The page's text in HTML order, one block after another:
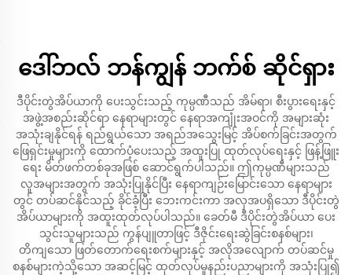
ဒေါ်ဘလ် ဘန်ကျွန် ဘက်စ် ဆိုင်ရှား
ဒီပိုင်းတွဲအိပ်ယာကို ပေးသွင်းသည့် ကုမ္ပဏီသည် အိမ်ရာ၊ စီးပွားရေးနှင့်
အဖွဲ့အစည်းဆိုင်ရာ နေရာများတွင် နေရာအကျုံးအဝင်ကို အများဆုံး
အသုံးချနိုင်ရန် ရည်ရွယ်သော အရည်အသွေးမြင့် အိပ်စက်ခြင်းအတွက်
ဖြေရှင်းမှုများကို ထောက်ပံ့ပေးသည့် အထူးပြု ထုတ်လုပ်ရေးနှင့် ဖြန့်ဖြူး
ရေး မိတ်ဖက်တစ်ခုအဖြစ် ဆောင်ရွက်ပါသည်။ ဤကုမ္ပဏီများသည်
လူအများအတွက် အသုံးပြုနိုင်ပြီး နေရာကျဉ်းမြောင်းသော နေရာများ
တွင် တပ်ဆင်နိုင်သည့် ခိုင်ခံ့ပြီး ဘေးကင်းကာ အလှအပရှိသော ဒီပိုင်းတွဲ
အိပ်ယာများကို အထူးထုတ်လုပ်ပါသည်။ ခေတ်မီ ဒီပိုင်းတွဲအိပ်ယာ ပေး
သွင်းသူများသည် ကွန်ပျူတာဖြင့် ဒီဇိုင်းရေးဆွဲခြင်းစနစ်များ၊
တိကျသော ဖြတ်တောက်ရေးစက်များနှင့် အလိုအလျောက် တပ်ဆင်မှု
စနစ်များကဲ့သို့သော အဆင့်မြင့် ထုတ်လုပ်မှုနည်းပညာများကို အသုံးပြု၍